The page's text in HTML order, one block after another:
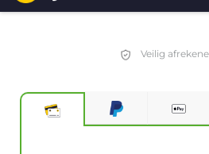
Veilig